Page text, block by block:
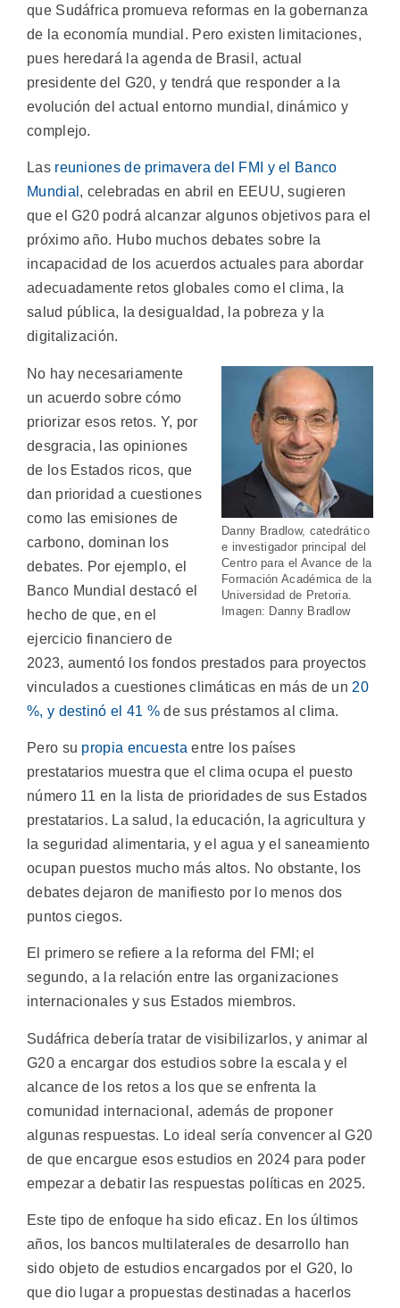
que Sudáfrica promueva reformas en la gobernanza
de la economía mundial. Pero existen limitaciones,
pues heredará la agenda de Brasil, actual
presidente del G20, y tendrá que responder a la
evolución del actual entorno mundial, dinámico y
complejo.
Las reuniones de primavera del FMI y el Banco
Mundial , celebradas en abril en EEUU, sugieren
que el G20 podrá alcanzar algunos objetivos para el
próximo año. Hubo muchos debates sobre la
incapacidad de los acuerdos actuales para abordar
adecuadamente retos globales como el clima, la
salud pública, la desigualdad, la pobreza y la
digitalización.
Danny Bradlow, catedrático
e investigador principal del
Centro para el Avance de la
Formación Académica de la
Universidad de Pretoria.
Imagen: Danny Bradlow
No hay necesariamente
un acuerdo sobre cómo
priorizar esos retos. Y, por
desgracia, las opiniones
de los Estados ricos, que
dan prioridad a cuestiones
como las emisiones de
carbono, dominan los
debates. Por ejemplo, el
Banco Mundial destacó el
hecho de que, en el
ejercicio financiero de
2023, aumentó los fondos prestados para proyectos
vinculados a cuestiones climáticas en más de un 20
%, y destinó el 41 % de sus préstamos al clima.
Pero su propia encuesta entre los países
prestatarios muestra que el clima ocupa el puesto
número 11 en la lista de prioridades de sus Estados
prestatarios. La salud, la educación, la agricultura y
la seguridad alimentaria, y el agua y el saneamiento
ocupan puestos mucho más altos. No obstante, los
debates dejaron de manifiesto por lo menos dos
puntos ciegos.
El primero se refiere a la reforma del FMI; el
segundo, a la relación entre las organizaciones
internacionales y sus Estados miembros.
Sudáfrica debería tratar de visibilizarlos, y animar al
G20 a encargar dos estudios sobre la escala y el
alcance de los retos a los que se enfrenta la
comunidad internacional, además de proponer
algunas respuestas. Lo ideal sería convencer al G20
de que encargue esos estudios en 2024 para poder
empezar a debatir las respuestas políticas en 2025.
Este tipo de enfoque ha sido eficaz. En los últimos
años, los bancos multilaterales de desarrollo han
sido objeto de estudios encargados por el G20, lo
que dio lugar a propuestas destinadas a hacerlos